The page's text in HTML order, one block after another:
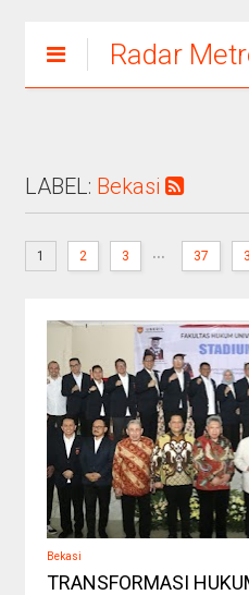
Radar
LABEL: Bekasi
1 2 3 ... 37
Bekasi
TRANSFORMASI